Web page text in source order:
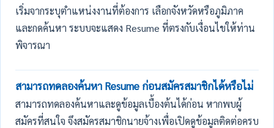
เริ่มจากระบุตำแหน่งงานที่ต้องการ เลือกจังหวัดหรือภูมิภาค
และกดค้นหา ระบบจะแสดง Resume ที่ตรงกับเงื่อนไขให้ท่าน
พิจารณา
สามารถทดลองค้นหา Resume ก่อนสมัครสมาชิกได้หรือไม่
สามารถทดลองค้นหาและดูข้อมูลเบื้องต้นได้ก่อน หากพบผู้
สมัครที่สนใจ จึงสมัครสมาชิกนายจ้างเพื่อเปิดดูข้อมูลติดต่อครบ